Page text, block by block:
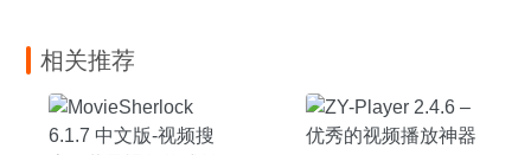
相关推荐